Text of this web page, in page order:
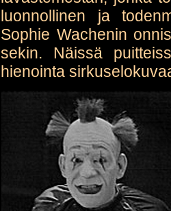
luonnollinen ja
Sophie Wachenin
sekin. Näissä
hienointa